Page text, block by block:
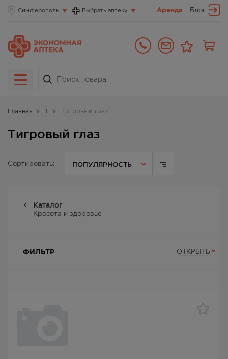
Симферополь Выбрать аптеку Аренда Блог
Главная Тигровый глаз
Тигровый глаз
Сортировать: ПОПУЛЯРНОСТЬ
Каталог
Красота и здоровье
ФИЛЬТР ОТКРЫТЬ